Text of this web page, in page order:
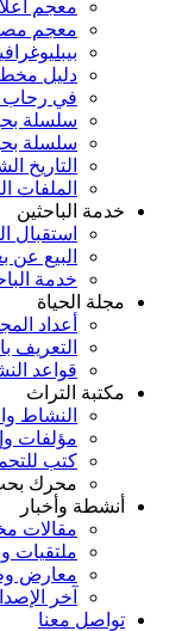
معجم
معجم
دليل
في رحاب
سلسلة
سلسلة
التاريخ
الملفات
خدمة الباحثين
استقبال
البيع عن
خدمة
مجلة الحياة
أعداد
التعريف
قواعد
مكتبة التراث
النشاط
مؤلفات
كتب
محرك
أنشطة وأخبار
مقالات
ملتقيات
معارض
آخر
تواصل معنا